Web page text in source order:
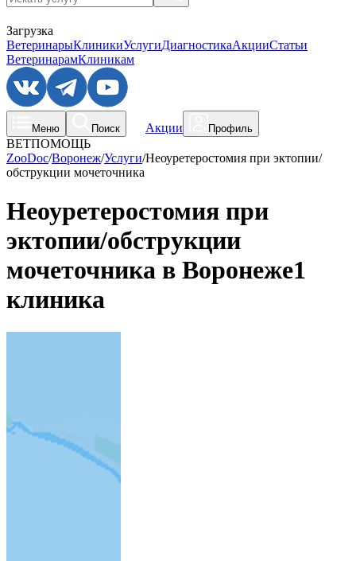
Загрузка
ВетеринарыКлиникиУслугиДиагностикаАкцииСтатьи
ВетеринарамКлиникам
Меню Поиск Акции Профиль
ВЕТПОМОЩЬ
ZooDoc/Воронеж/Услуги/Неоуретеростомия при эктопии/
обструкции мочеточника
Неоуретеростомия при
эктопии/обструкции
мочеточника в Воронеже1
клиника